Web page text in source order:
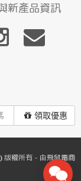
新產品資訊
領取優惠
版權所有 - 由飛鼠電商